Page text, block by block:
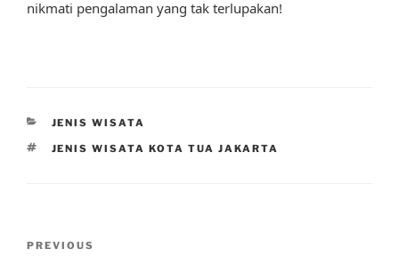
nikmati pengalaman yang tak terlupakan!
CATEGORIES
JENIS WISATA
TAGS
JENIS WISATA KOTA TUA JAKARTA
Previous
PREVIOUS